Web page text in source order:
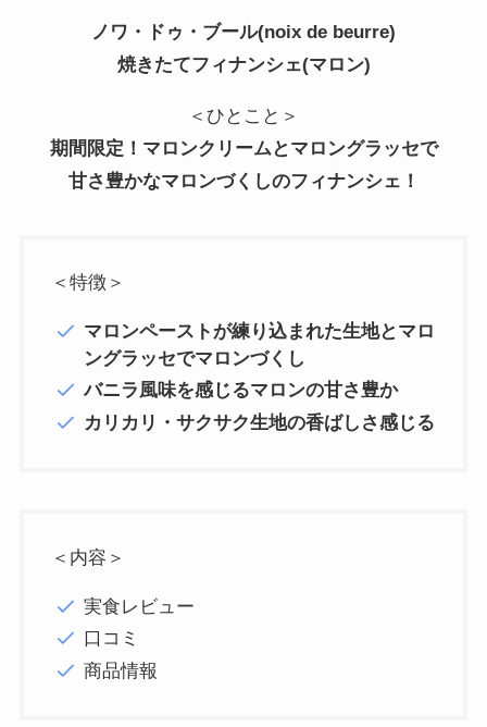
ノワ・ドゥ・ブール(noix de beurre)
焼きたてフィナンシェ(マロン)
＜ひとこと＞
期間限定！マロンクリームとマロングラッセで
甘さ豊かなマロンづくしのフィナンシェ！
＜特徴＞
マロンペーストが練り込まれた生地とマロ
ングラッセでマロンづくし
バニラ風味を感じるマロンの甘さ豊か
カリカリ・サクサク生地の香ばしさ感じる
＜内容＞
実食レビュー
口コミ
商品情報